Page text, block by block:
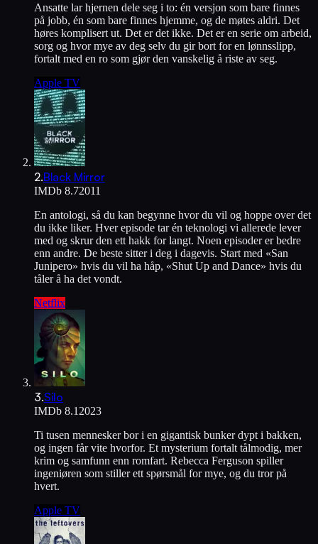
Ansatte lar hjernen dele seg i to: én versjon som bare finnes
på jobb, én som bare finnes hjemme, og de møtes aldri. Det
høres komplisert ut. Det er det ikke. Det er en serie om arbeid,
sorg og hvor mye av deg selv du gir bort for en lønnsslipp,
fortalt med en ro som gjør den vanskelig å riste av seg.
Apple TV
2.Black Mirror
IMDb 8.72011
En antologi, så du kan begynne hvor du vil og hoppe over det
du ikke liker. Hver episode tar én teknologi vi allerede lever
med og skrur den ett hakk for langt. Noen episoder er bedre
enn andre. De beste sitter i deg i dagevis. Start med «San
Junipero» hvis du vil ha håp, «Shut Up and Dance» hvis du
tåler å ha det vondt.
Netflix
3.Silo
IMDb 8.1 2023
Ti tusen mennesker bor i en gigantisk bunker dypt i bakken,
og ingen får vite hvorfor. Et mysterium fortalt tålmodig, mer
krim og samfunn enn romfart. Rebecca Ferguson spiller
ingeniøren som stiller ett spørsmål for mye, og du tror på
hvert.
Apple TV